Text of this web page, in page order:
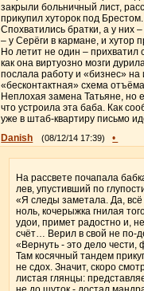
закрыли больничный лист,
прикупил хуторок под
Спохватились братки, а у них
– у Серёги в кармане, и хутор
Но летит не один – прихватил
как она виртуозно мозги
послала работу и «бизнес»
«бесконтактная» схема
Неплохая замена Татьяне, но
что устроила эта баба. Как
уже в штаб-квартиру письмо
Danish
(08/12/14 17:39) •
На рассвете почапала
лев, упустивший по
«Я следы заметала. Да,
ноль, кочерыжка гнилая
удои, примет радостно и,
счёт… Верил в свой не по-
«Вернуть - это дело чести,
Там косячный тандем
не сдох. Значит, скоро
листая глянцы: